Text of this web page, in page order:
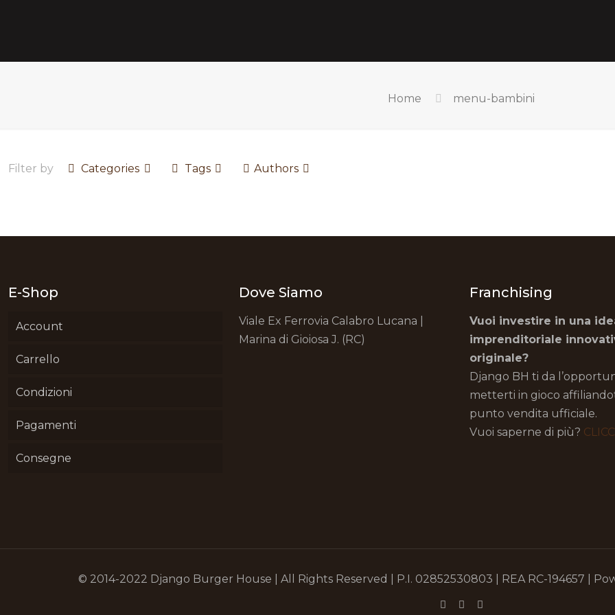
Home menu-bambini
Filter by Categories Tags Authors
E-Shop
Account
Carrello
Condizioni
Pagamenti
Consegne
Dove Siamo
Viale Ex Ferrovia Calabro Lucana |
Marina di Gioiosa J. (RC)
Franchising
Vuoi investire in una
imprenditoriale
originale?
Django BH ti da
metterti in gioco
punto vendita ufficiale.
Vuoi saperne di più?
© 2014-2022 Django Burger House | All Rights Reserved | P.I. 02852530803 | REA RC-194657 |